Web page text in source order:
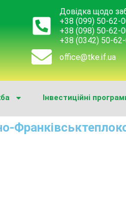
Довідка щодо
+38 (099) 50-62-
+38 (098) 50-62-
+38 (0342) 50-
office@tke.if.ua
Інвестиційні